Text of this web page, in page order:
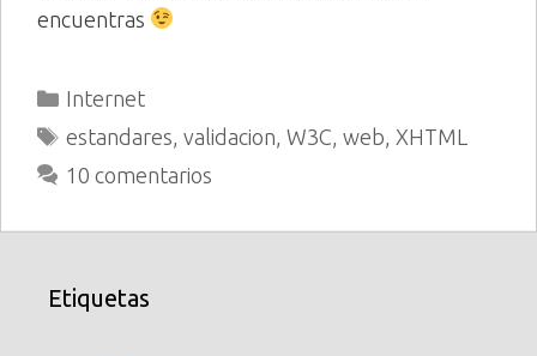
encuentras
Categorías
Internet
Etiquetas
estandares validacion W3C web XHTML
10 comentarios
Etiquetas